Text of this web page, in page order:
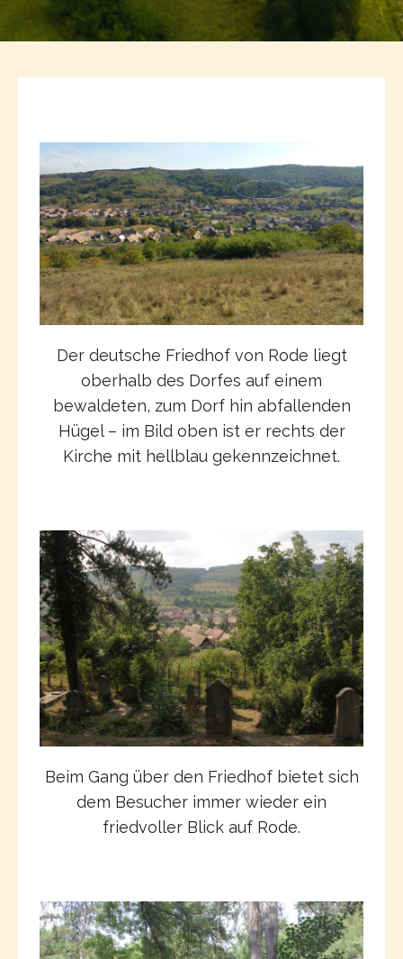
Der deutsche Friedhof von Rode liegt
oberhalb des Dorfes auf einem
bewaldeten, zum Dorf hin abfallenden
Hügel – im Bild oben ist er rechts der
Kirche mit hellblau gekennzeichnet.
Beim Gang über den Friedhof bietet sich
dem Besucher immer wieder ein
friedvoller Blick auf Rode.